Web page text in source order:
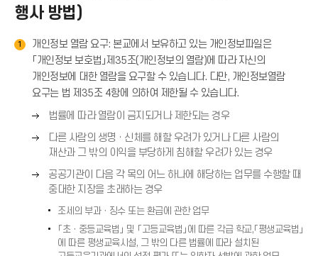
행사 방법)
1
개인정보 열람 요구: 본교에서 보유하고 있는 개인정보파일은
「개인정보 보호법」제35조(개인정보의 열람)에 따라 자신의
개인정보에 대한 열람을 요구할 수 있습니다. 다만, 개인정보열람
요구는 법 제35조 4항에 의하여 제한될 수 있습니다.
오
른
쪽
화
살
표
법률에 따라 열람이 금지되거나 제한되는 경우
오
른
쪽
화
살
표
(
다른 사람의 생명ㆍ신체를 해할 우려가 있거나 다른 사람의
재산과 그 밖의 이익을 부당하게 침해할 우려가 있는 경우
오
른
살
공공기관이 다음 각 목의 어느 하나에 해당하는 업무를 수행할 때
중대한 지장을 초래하는 경우
조세의 부과ㆍ징수 또는 환급에 관한 업무
「초ㆍ중등교육법」 및 「고등교육법」에 따른 각급 학교,「평생교육법」
에 따른 평생교육시설, 그 밖의 다른 법률에 따라 설치된